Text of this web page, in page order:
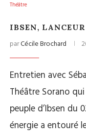
Théâtre
IBSEN,
parCécile Brochard
Entretien avec
Théâtre Sorano
peuple d’Ibsen du
énergie a entouré